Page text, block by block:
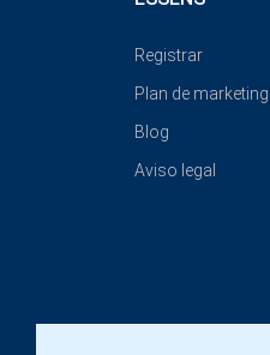
Registrar
Plan de marketing
Blog
Aviso legal